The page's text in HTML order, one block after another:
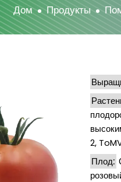
Дом Продукты
2,
Плод: